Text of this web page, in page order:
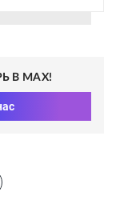
В MAX!